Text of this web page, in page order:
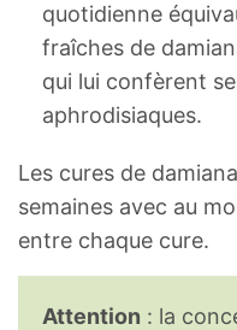
quotidienne
fraîches de
qui lui confèrent
aphrodisiaques.
Les cures de
semaines avec au
entre chaque cure.
Attention : la